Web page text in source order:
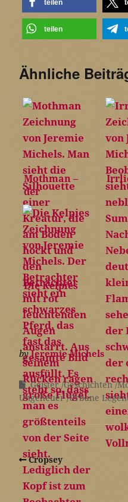
teilen
teilen
Ähnliche
Mothman –
der
Mottenmann
(überarbeitet)
Die Kelpies
byJeremie Michels
Geister Geschichten
Ungeheuer Urbane
Cropsey